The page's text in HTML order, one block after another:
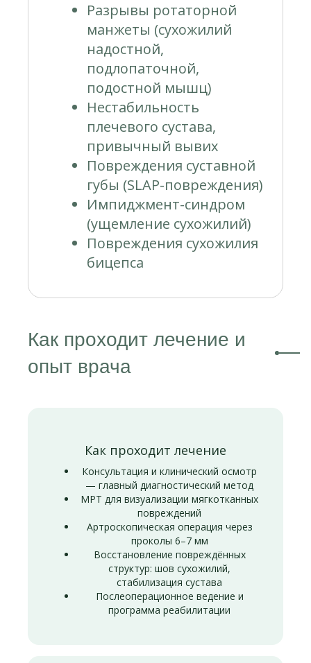
Разрывы ротаторной
манжеты (сухожилий
надостной,
подлопаточной,
подостной мышц)
Нестабильность
плечевого сустава,
привычный вывих
Повреждения суставной
губы (SLAP-повреждения)
Импиджмент-синдром
(ущемление сухожилий)
Повреждения сухожилия
бицепса
Как проходит лечение и
опыт врача
Как проходит лечение
Консультация и клинический осмотр
— главный диагностический метод
МРТ для визуализации мягкотканных
повреждений
Артроскопическая операция через
проколы 6–7 мм
Восстановление повреждённых
структур: шов сухожилий,
стабилизация сустава
Послеоперационное ведение и
программа реабилитации